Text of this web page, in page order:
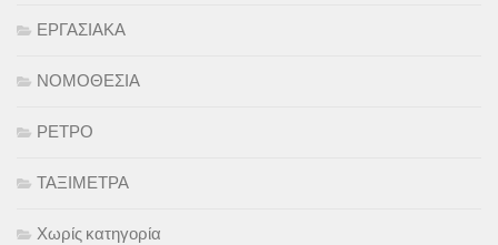
ΕΡΓΑΣΙΑΚΑ
ΝΟΜΟΘΕΣΙΑ
ΡΕΤΡΟ
ΤΑΞΙΜΕΤΡΑ
Χωρίς κατηγορία